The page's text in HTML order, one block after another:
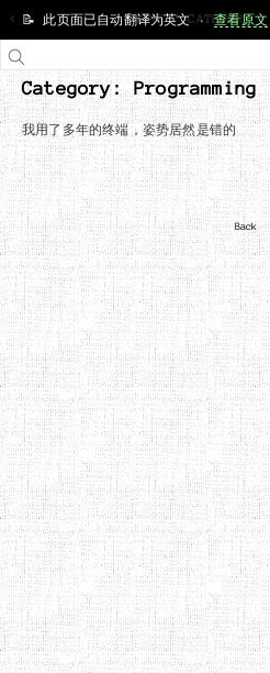
< HOME/CATEGORY/
Category: Programming
我用了多年的终端，姿势居然是错的
Back
📝 此页面已自动翻译为英文 ·查看原文